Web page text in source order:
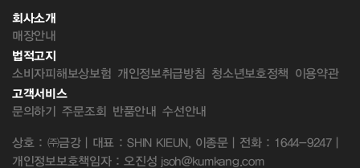
회사소개
매장안내
법적고지
소비자피해보상보험 개인정보취급방침 청소년보호정책 이용약관
고객서비스
문의하기 주문조회 반품안내 수선안내
상호 : ㈜금강 | 대표 : SHIN KIEUN, 이종문 | 전화 : 1644-9247 |
개인정보보호책임자 : 오진성 jsoh@kumkang.com